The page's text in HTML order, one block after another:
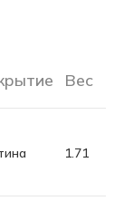
Вес
1.71